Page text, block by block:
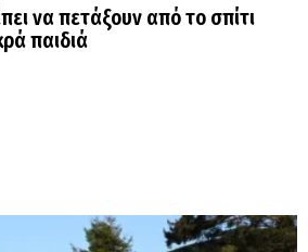
να πετάξουν από το σπίτι
παιδιά